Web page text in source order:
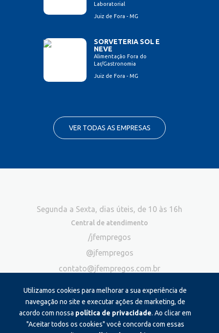
Laboratorial
Juiz de Fora - MG
SORVETERIA SOL E
NEVE
Alimentação Fora do
Lar/Gastronomia
Juiz de Fora - MG
VER TODAS AS EMPRESAS
Utilizamos cookies para melhorar a sua experiência de
navegação no site e executar ações de marketing, de
acordo com nossa política de privacidade. Ao clicar em
"Aceitar todos os cookies" você concorda com essas
Segunda a Sexta, dias úteis, de 10 às 16h
Central de atendimento
/jfempregos
@jfempregos
contato@jfempregos.com.br
Publicidade
*Exclusivo para atendimento via chat. Não atendemos ligações neste
canal